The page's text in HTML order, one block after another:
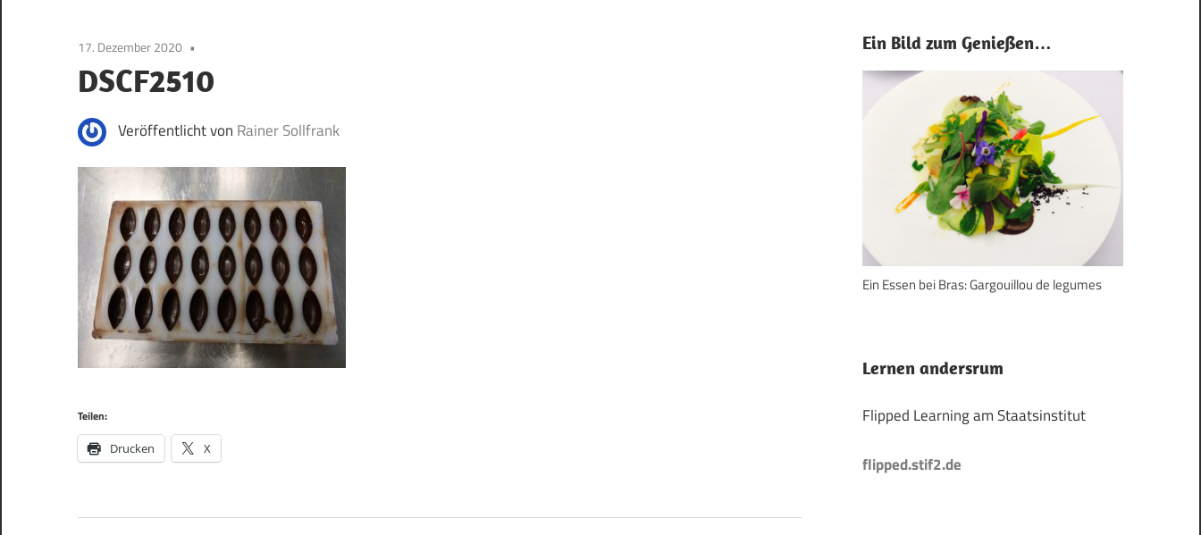
17. Dezember 2020
DSCF2510
Veröffentlicht von Rainer Sollfrank
Teilen:
Drucken X
Ein Bild zum Genießen…
Ein Essen bei Bras: Gargouillou de legumes
Lernen andersrum
Flipped Learning am Staatsinstitut
flipped.stif2.de